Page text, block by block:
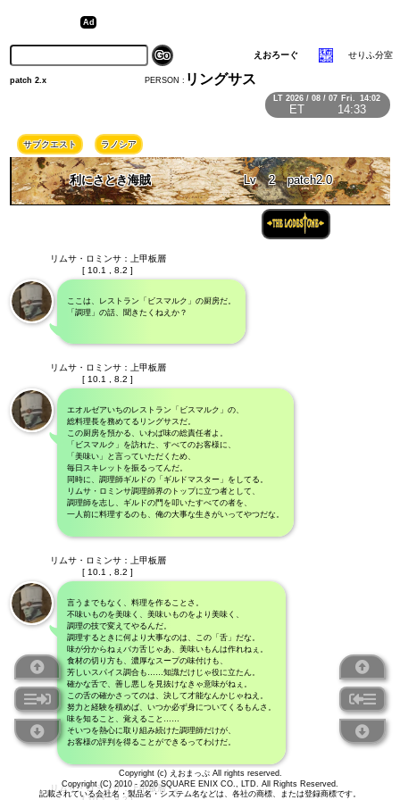
Copyright (c) えおまっぷ All rights reserved.
Copyright (C) 2010 - 2026 SQUARE ENIX CO., LTD. All Rights Reserved.
記載されている会社名・製品名・システム名などは、各社の商標、または登録商標です。
LT 2026 / 08 / 07 Fri. 14:02
ET 14:33
えおろーぐ せりふ分室
PERSON : リングサス
patch 2.x
サブクエスト ラノシア
利にさとき海賊 Lv 2 patch2.0
リムサ・ロミンサ：上甲板層
[ 10.1 , 8.2 ]
ここは、レストラン「ビスマルク」の厨房だ。
「調理」の話、聞きたくねえか？
リムサ・ロミンサ：上甲板層
[ 10.1 , 8.2 ]
エオルゼアいちのレストラン「ビスマルク」の、
総料理長を務めてるリングサスだ。
この厨房を預かる、いわば味の総責任者よ。
「ビスマルク」を訪れた、すべてのお客様に、
「美味い」と言っていただくため、
毎日スキレットを振るってんだ。
同時に、調理師ギルドの「ギルドマスター」をしてる。
リムサ・ロミンサ調理師界のトップに立つ者として、
調理師を志し、ギルドの門を叩いたすべての者を、
一人前に料理するのも、俺の大事な生きがいってやつだな。
リムサ・ロミンサ：上甲板層
[ 10.1 , 8.2 ]
言うまでもなく、料理を作ることさ。
不味いものを美味く、美味いものをより美味く、
調理の技で変えてやるんだ。
調理するときに何より大事なのは、この「舌」だな。
味が分からねぇバカ舌じゃあ、美味いもんは作れねぇ。
食材の切り方も、濃厚なスープの味付けも、
芳しいスパイス調合も……知識だけじゃ役に立たん。
確かな舌で、善し悪しを見抜けなきゃ意味がねぇ。
この舌の確かさってのは、決して才能なんかじゃねえ。
努力と経験を積めば、いつか必ず身についてくるもんさ。
味を知ること、覚えること……
そいつを熱心に取り組み続けた調理師だけが、
お客様の評判を得ることができるってわけだ。
リムサ・ロミンサ：上甲板層